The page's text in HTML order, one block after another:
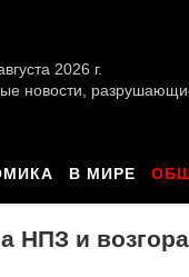
2026 г.
новости,
В МИРЕ
и